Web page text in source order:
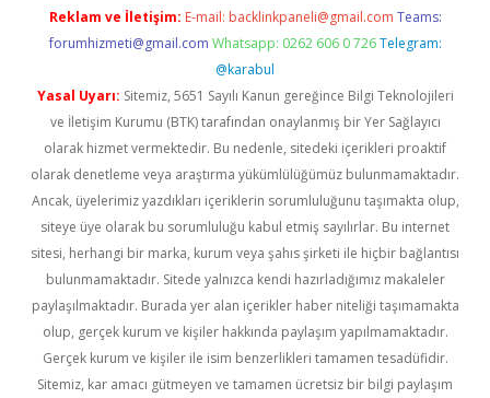
Reklam ve İletişim: E-mail: backlinkpaneli@gmail.com Teams:
forumhizmeti@gmail.com Whatsapp: 0262 606 0 726 Telegram:
@karabul
Yasal Uyarı: Sitemiz, 5651 Sayılı Kanun gereğince Bilgi Teknolojileri
ve İletişim Kurumu (BTK) tarafından onaylanmış bir Yer Sağlayıcı
olarak hizmet vermektedir. Bu nedenle, sitedeki içerikleri proaktif
olarak denetleme veya araştırma yükümlülüğümüz bulunmamaktadır.
Ancak, üyelerimiz yazdıkları içeriklerin sorumluluğunu taşımakta olup,
siteye üye olarak bu sorumluluğu kabul etmiş sayılırlar. Bu internet
sitesi, herhangi bir marka, kurum veya şahıs şirketi ile hiçbir bağlantısı
bulunmamaktadır. Sitede yalnızca kendi hazırladığımız makaleler
paylaşılmaktadır. Burada yer alan içerikler haber niteliği taşımamakta
olup, gerçek kurum ve kişiler hakkında paylaşım yapılmamaktadır.
Gerçek kurum ve kişiler ile isim benzerlikleri tamamen tesadüfidir.
Sitemiz, kar amacı gütmeyen ve tamamen ücretsiz bir bilgi paylaşım